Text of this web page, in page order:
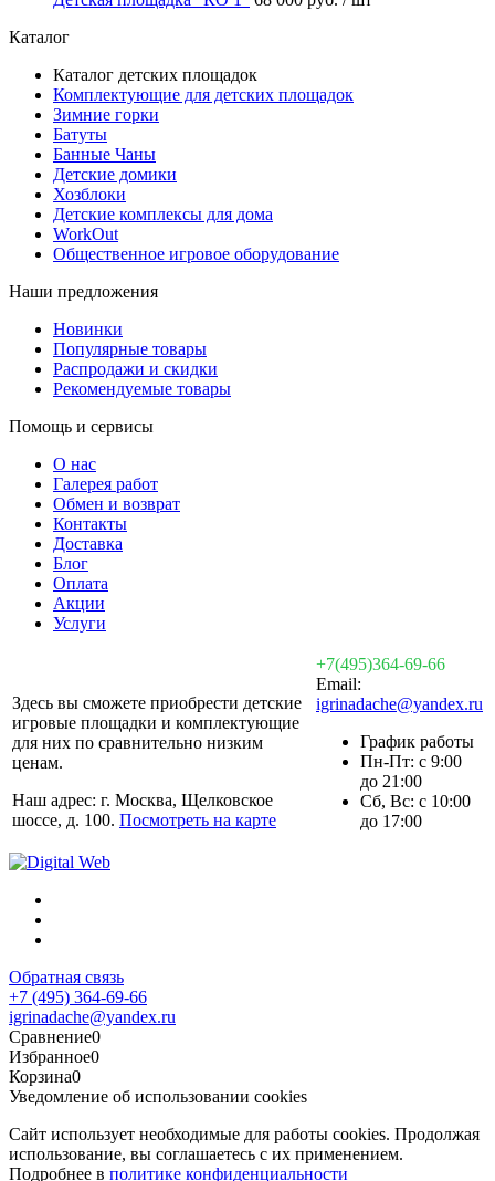
Каталог
Каталог детских площадок
Комплектующие для детских площадок
Зимние горки
Батуты
Банные Чаны
Детские домики
Хозблоки
Детские комплексы для дома
WorkOut
Общественное игровое оборудование
Наши предложения
Новинки
Популярные товары
Распродажи и скидки
Рекомендуемые товары
Помощь и сервисы
О нас
Галерея работ
Обмен и возврат
Контакты
Доставка
Блог
Оплата
Акции
Услуги
Здесь вы сможете приобрести детские
игровые площадки и комплектующие
для них по сравнительно низким
ценам.
Наш адрес: г. Москва, Щелковское
шоссе, д. 100. Посмотреть на карте
+7(495)364-69-66
Email:
igrinadache@yandex.ru
График работы
Пн-Пт: с 9:00
до 21:00
Сб, Вс: с 10:00
до 17:00
Обратная связь
+7 (495) 364-69-66
igrinadache@yandex.ru
Сравнение0
Избранное0
Корзина0
Уведомление об использовании cookies
Сайт использует необходимые для работы cookies. Продолжая
использование, вы соглашаетесь с их применением.
Подробнее в политике конфиденциальности